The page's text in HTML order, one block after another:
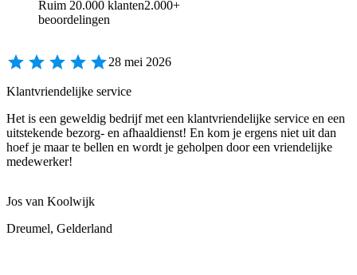
Ruim 20.000 klanten2.000+
beoordelingen
28 mei 2026
Klantvriendelijke service
Het is een geweldig bedrijf met een klantvriendelijke service en een
uitstekende bezorg- en afhaaldienst! En kom je ergens niet uit dan
hoef je maar te bellen en wordt je geholpen door een vriendelijke
medewerker!
Jos van Koolwijk
Dreumel, Gelderland